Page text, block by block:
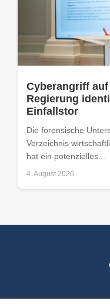
Cyberangriff
Regierung
Einfallstor
Die forensische
Verzeichnis
hat ein potenzielles...
4. August 2026